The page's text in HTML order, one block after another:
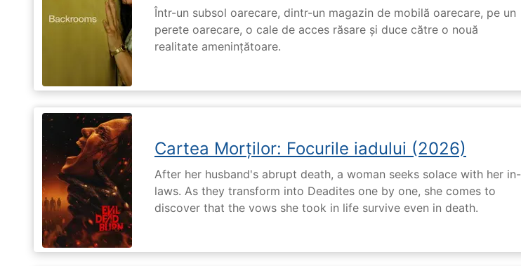
Într-un subsol oarecare, dintr-un magazin de mobilă oarecare, pe un
perete oarecare, o cale de acces răsare și duce către o nouă
realitate amenințătoare.
Cartea Morților: Focurile iadului (2026)
After her husband's abrupt death, a woman seeks solace with her in-
laws. As they transform into Deadites one by one, she comes to
discover that the vows she took in life survive even in death.